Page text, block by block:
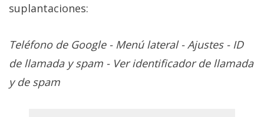
suplantaciones:
Teléfono de Google - Menú lateral - Ajustes - ID
de llamada y spam - Ver identificador de llamada
y de spam